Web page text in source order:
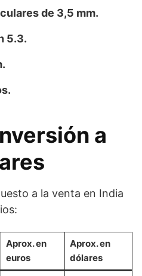
de 3,5 mm.
5.3.
a
a la venta en India
Aprox. en
euros
Aprox. en
dólares